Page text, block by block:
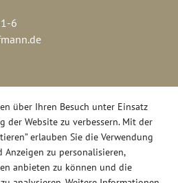
über Ihren Besuch unter Einsatz
der Website zu verbessern. Mit der
erlauben Sie die Verwendung
zu personalisieren,
anbieten zu können und die
6